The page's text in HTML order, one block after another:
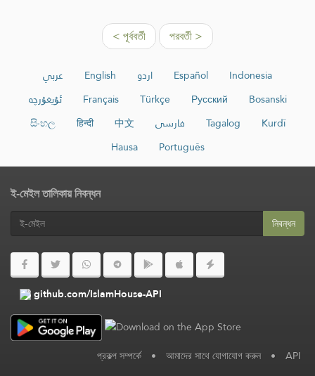
< পূর্ববর্তী পরবর্তী >
عربي English اردو Español
Indonesia
ئۇيغۇرچە
Français Türkçe Русский
Bosanski
සිංහල
हिन्दी 中文 فارسی Tagalog
Kurdî
Hausa
Português
ই-মেইল তালিকায় নিবন্ধন
নিবন্ধন
github.com/IslamHouse-API
প্রকল্প সম্পর্কে • আমাদের সাথে যোগাযোগ করুন • API